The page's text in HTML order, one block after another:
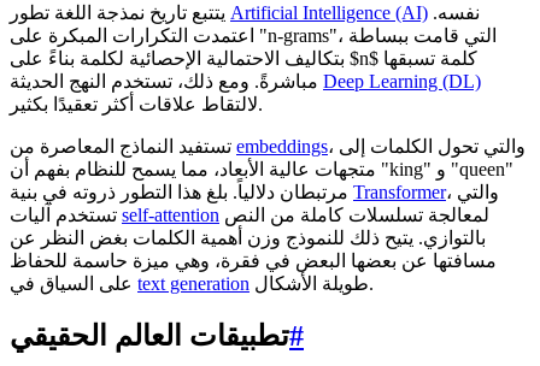
Artificial Intelligence (AI)
اعتمدت التكرارات المبكرة على "n-grams"، التي قامت ببساطة
بتكاليف الاحتمالية الإحصائية لكلمة بناءً على $n$ كلمة تسبقها
Deep Learning (DL)
لالتقاط علاقات أكثر تعقيدًا بكثير.
embeddings، والتي تحول الكلمات إلى
متجهات عالية الأبعاد، مما يسمح للنظام بفهم أن "king" و "queen"
Transformer، والتي
self-attention
بالتوازي. يتيح ذلك للنموذج وزن أهمية الكلمات بغض النظر عن
مسافتها عن بعضها البعض في فقرة، وهي ميزة حاسمة للحفاظ
text generation طويلة الأشكال.
تطبيقات العالم الحقيقي#